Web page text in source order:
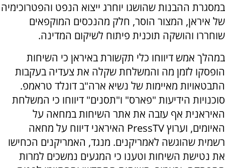
במסגרת ההבנות שהושגו יוחרג ייצוא הנפט והפטרוכימיה
של איראן, המצור הוסר, חלק מהנכסים המוקפאים
שוחררו והושקה תוכנית פיתוח לשיקום המדינה.
במהלך אמש דיווחו כלי תקשורת באיראן כי השיחות
הופסקו לזמן מה והמשלחת שקלה את צעדיה בעקבות
התבטאויות מאיימות של נשיא ארה"ב דונלד טראמפ.
סוכנויות הידיעות "פארס" ו"תסנים" דיווחו כי המשלחת
האיראנית אף עזבה את אתר השיחות במחאה על
האיומים, וערוץ PressTV האיראני דיווח על מחאה
רשמית שהוגשה לאמריקנים. מנגד, האמריקנים הכחישו
את נטישת השיחות וטענו כי המגעים נמשכים למרות